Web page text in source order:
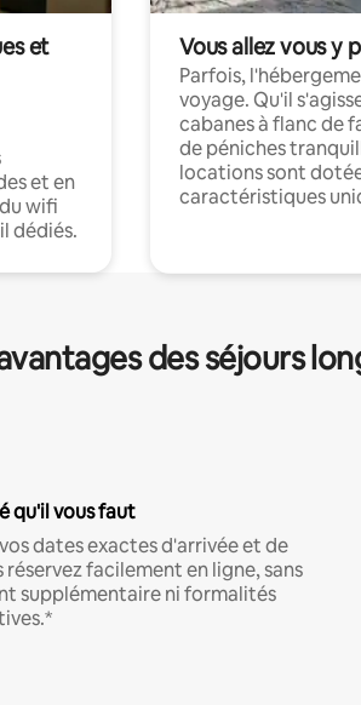
et
et en
wifi
dédiés.
Vous allez vous y
Parfois,
voyage. Qu'il
cabanes à flanc de
de péniches
locations sont
caractéristiques
des séjours
qu'il vous faut
dates exactes d'arrivée et de
facilement en ligne, sans
supplémentaire ni formalités